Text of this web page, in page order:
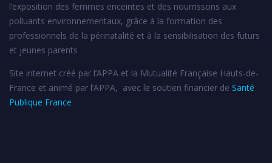
l’exposition des femmes enceintes et des nourrissons aux
polluants environnementaux, grâce à la formation des
professionnels de la périnatalité et à la sensibilisation des futurs
et jeunes parents
Site internet créé par l’APPA et la Mutualité Française Hauts-de-
France et animé par l’APPA, avec le soutien financier de Santé
Publique France